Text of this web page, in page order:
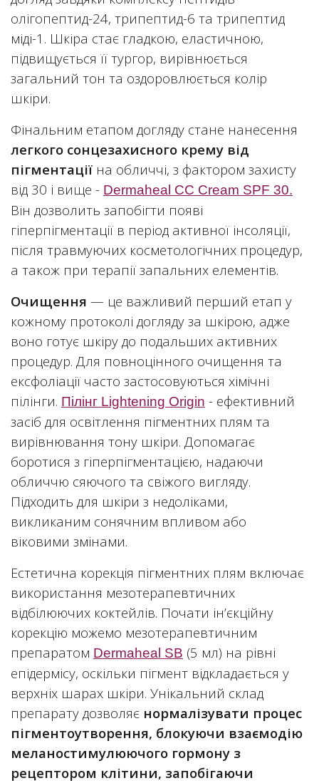
олігопептид-24, трипептид-6 та трипептид
міді-1. Шкіра стає гладкою, еластичною,
підвищується її тургор, вирівнюється
загальний тон та оздоровлюється колір
шкіри.
Фінальним етапом догляду стане нанесення
легкого сонцезахисного крему від
пігментації на обличчі, з фактором захисту
від 30 і вище - Dermaheal CC Cream SPF 30.
Він дозволить запобігти появі
гіперпігментації в період активної інсоляції,
після травмуючих косметологічних процедур,
а також при терапії запальних елементів.
Очищення — це важливий перший етап у
кожному протоколі догляду за шкірою, адже
воно готує шкіру до подальших активних
процедур. Для повноцінного очищення та
ексфоліації часто застосовуються хімічні
пілінги. Пілінг Lightening Origin - ефективний
засіб для освітлення пігментних плям та
вирівнювання тону шкіри. Допомагає
боротися з гіперпігментацією, надаючи
обличчю сяючого та свіжого вигляду.
Підходить для шкіри з недоліками,
викликаним сонячним впливом або
віковими змінами.
Естетична корекція пігментних плям включає
використання мезотерапевтичних
відбілюючих коктейлів. Почати ін’єкційну
корекцію можемо мезотерапевтичним
препаратом Dermaheal SB (5 мл) на рівні
епідермісу, оскільки пігмент відкладається у
верхніх шарах шкіри. Унікальний склад
препарату дозволяє нормалізувати процес
пігментоутворення, блокуючи взаємодію
меланостимулюючого гормону з
рецептором клітини, запобігаючи